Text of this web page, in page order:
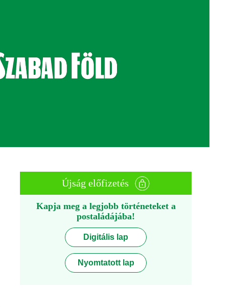
Újság előfizetés
Kapja meg a legjobb történeteket a
postaládájába!
Digitális lap
Nyomtatott lap